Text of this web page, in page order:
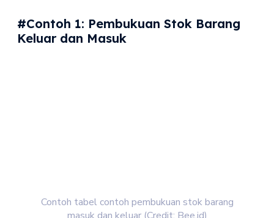
#Contoh 1: Pembukuan Stok Barang
Keluar dan Masuk
Contoh tabel contoh pembukuan stok barang